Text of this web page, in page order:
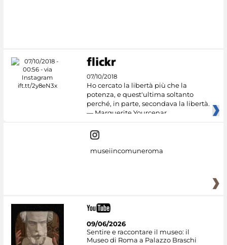
07/10/2018
Ho cercato la libertà più che la
potenza, e quest'ultima soltanto
perché, in parte, secondava la libertà.
— Marguerite Yourcenar
museiincomuneroma
09/06/2026
Sentire e raccontare il museo: il
Museo di Roma a Palazzo Braschi